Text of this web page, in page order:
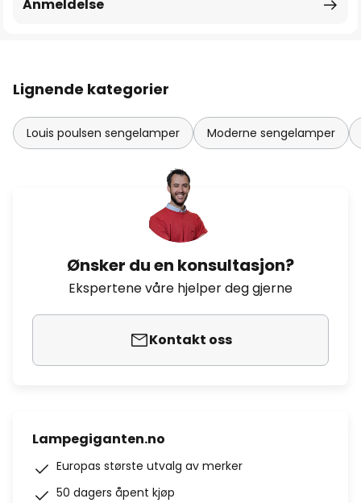
Anmeldelse
Lignende kategorier
Louis poulsen sengelamper Moderne sengelamper
Ønsker du en konsultasjon?
Ekspertene våre hjelper deg gjerne
Kontakt oss
Lampegiganten.no
Europas største utvalg av merker
50 dagers åpent kjøp